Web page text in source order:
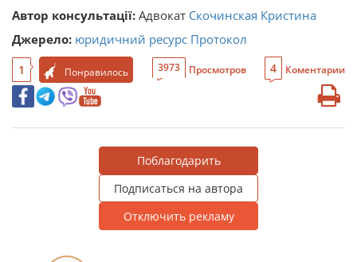
Автор консультації: Адвокат Скочинская Кристина
Джерело: юридичний ресурс Протокол
1 Понравилось 3973 Просмотров 4 Коментарии
Поблагодарить
Подписаться на автора
Отключить рекламу